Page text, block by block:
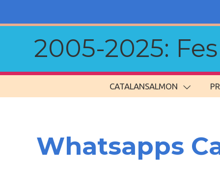
2005-2025:
CATALANSALMON
Whatsapps